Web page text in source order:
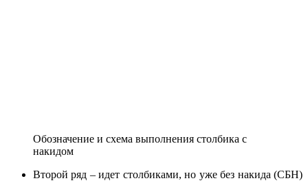
Обозначение и схема выполнения столбика с
накидом
Второй ряд – идет столбиками, но уже без накида (СБН)